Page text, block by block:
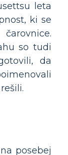
leta
ki se
so tudi
da
posebej